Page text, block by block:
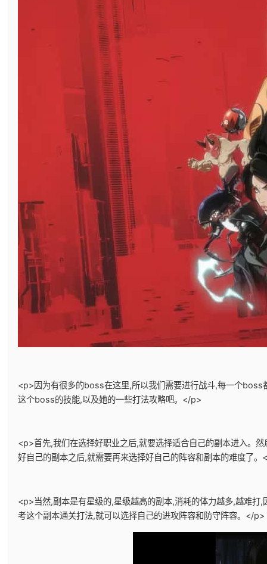
<p>因为有很多的boss在这里,所以我们需要进行战斗,每一个
这个boss的技能,以及她的一些打法攻略吧。</p>
<p>首先,我们在选择好职业之后,就要选择适合自己的副本进入。
好自己的副本之后,就需要再来选择好自己的阵容和副本的难度了。
<p>当然,副本是有星级的,星级越高的副本,消耗的体力越多,越难
考这个副本通关打法,就可以选择自己的进攻阵容和防守阵容。</p>